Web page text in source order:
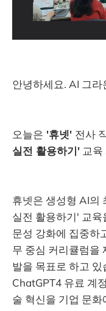
안녕하세요. AI 그라
오늘은 '휴넷' 전사
실전 활용하기' 교
휴넷은 생성형 AI의
실전 활용하기' 교육
문성 강화에 집중하
무 중심 커리큘럼을
발을 목표로 하고
ChatGPT4 유료 계
술 혁신을 기업 문